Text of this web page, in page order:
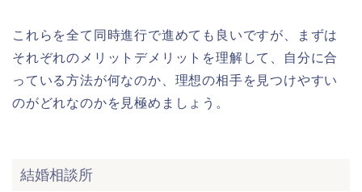
これらを全て同時進行で進めても良いですが、まずは
それぞれのメリットデメリットを理解して、自分に合
っている方法が何なのか、理想の相手を見つけやすい
のがどれなのかを見極めましょう。
結婚相談所